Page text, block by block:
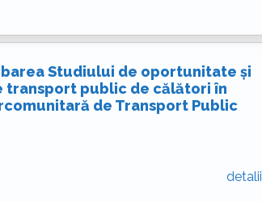
Studiului de oportunitate și
transport public de călători în
de Transport Public
detalii